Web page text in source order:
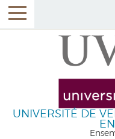
UNIVERSITÉ DE